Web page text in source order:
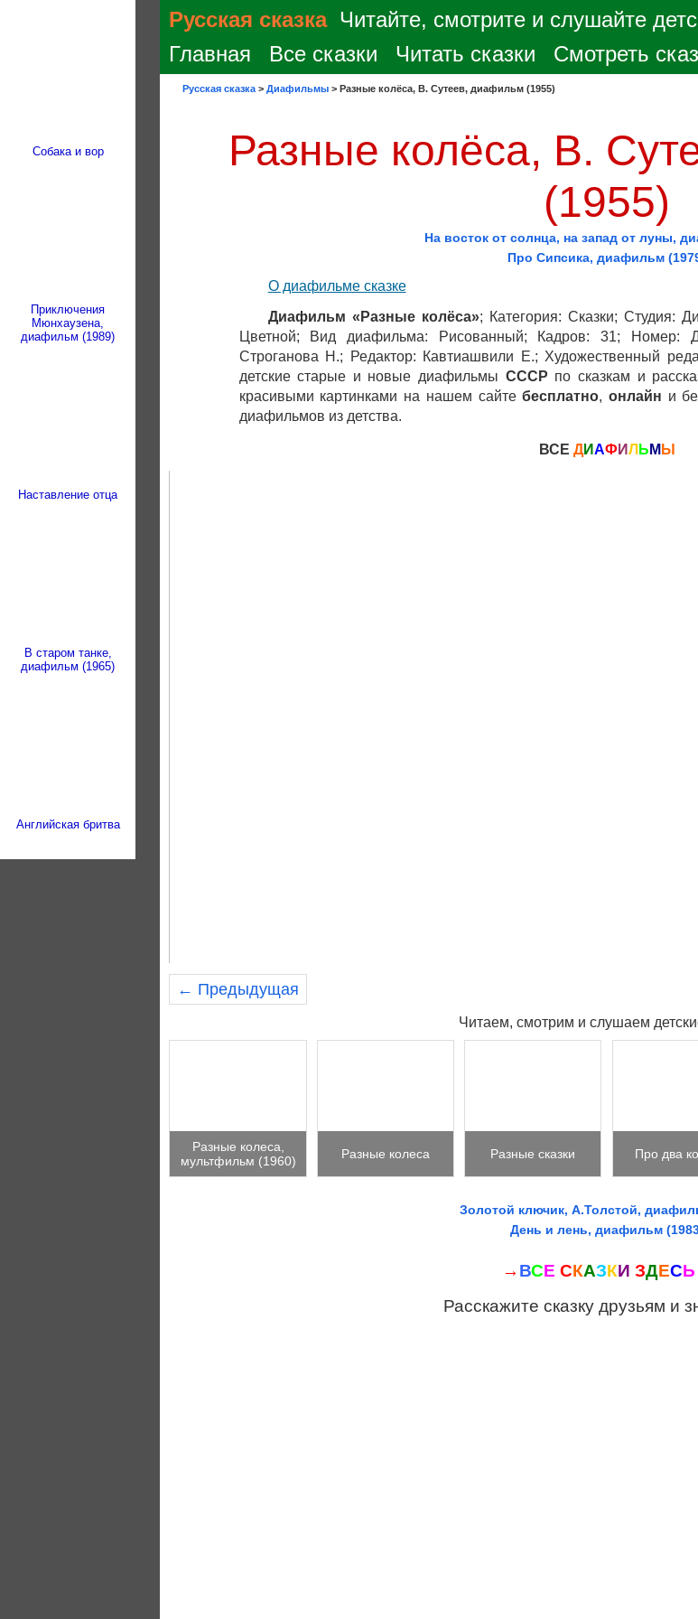
Собака и вор
Приключения
Мюнхаузена,
диафильм (1989)
Наставление отца
В старом танке,
диафильм (1965)
Английская бритва
Русская сказка Читайте, смотрите и слушайте
Главная
Все сказки Читать сказки Смотреть
Русская сказка > Диафильмы > Разные колёса, В. Сутеев, диафильм (1955)
Разные колёса, В.
(1955)
На восток от солнца, на запад от луны,
Про Сипсика, диафильм
О диафильме сказке
Диафильм «Разные колёса»; Категория: Сказки; Студия:
Цветной; Вид диафильма: Рисованный; Кадров: 31; Номер:
Строганова Н.; Редактор: Кавтиашвили Е.; Художественный
детские старые и новые диафильмы СССР по сказкам и
красивыми картинками на нашем сайтебесплатно, онлайн и
диафильмов из детства.
ВСЕ ДИАФ ИЛ Ь М Ы
← Предыдущая
Читаем, смотрим и слушаем
Разные колеса,
мультфильм (1960)
Разные колеса Разные сказки Про два
Золотой ключик, А.Толстой,
День и лень, диафильм
→ ВСЕ СКАЗКИ ЗДЕСЬ
Расскажите сказку друзьям и